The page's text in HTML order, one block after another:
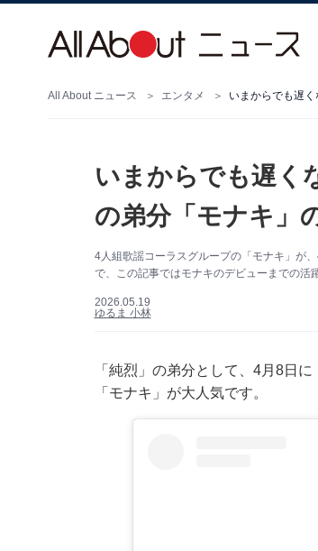
All About ニュース エンタメ いまからでも遅
いまからでも遅く
の弟分「モナキ」
4人組歌謡コーラスグループの「モナキ」が
で、この記事ではモナキのデビューまでの活
2026.05.19
ゆるま 小林
「純烈」の弟分として、4月8日
「モナキ」が大人気です。